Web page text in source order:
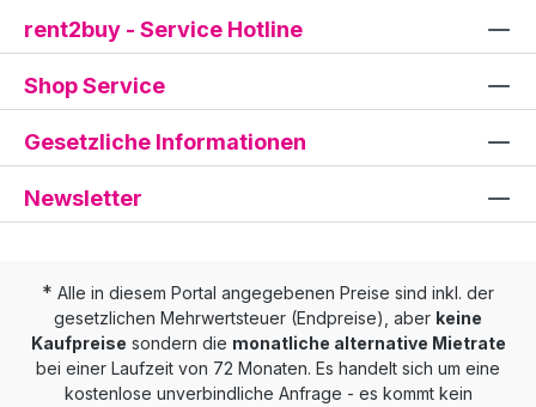
rent2buy - Service Hotline
Shop Service
Gesetzliche Informationen
Newsletter
* Alle in diesem Portal angegebenen Preise sind inkl. der
gesetzlichen Mehrwertsteuer (Endpreise), aber keine
Kaufpreise sondern die monatliche alternative Mietrate
bei einer Laufzeit von 72 Monaten. Es handelt sich um eine
kostenlose unverbindliche Anfrage - es kommt kein